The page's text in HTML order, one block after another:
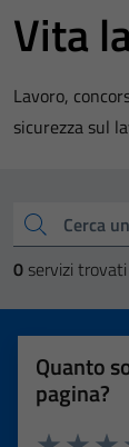
Vita
Lavoro,
sicurezza sul
Cerca una parola chiave
0 servizi
Quanto
pagina?